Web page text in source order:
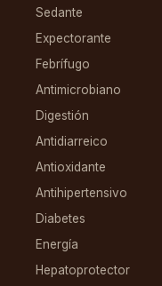
Sedante
Expectorante
Febrífugo
Antimicrobiano
Digestión
Antidiarreico
Antioxidante
Antihipertensivo
Diabetes
Energía
Hepatoprotector